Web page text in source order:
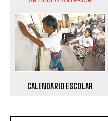
CALENDARIO ESCOLAR